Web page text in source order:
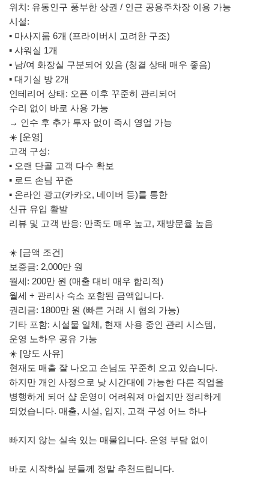
위치: 유동인구 풍부한 상권 / 인근 공용주차장 이용 가능
시설:
▪ 마사지룸 6개 (프라이버시 고려한 구조)
▪ 샤워실 1개
▪ 남/여 화장실 구분되어 있음 (청결 상태 매우 좋음)
▪ 대기실 방 2개
인테리어 상태: 오픈 이후 꾸준히 관리되어
수리 없이 바로 사용 가능
→ 인수 후 추가 투자 없이 즉시 영업 가능
☀️ [운영]
고객 구성:
▪ 오랜 단골 고객 다수 확보
▪ 로드 손님 꾸준
▪ 온라인 광고(카카오, 네이버 등)를 통한
신규 유입 활발
리뷰 및 고객 반응: 만족도 매우 높고, 재방문율 높음
☀️ [금액 조건]
보증금: 2,000만 원
월세: 200만 원 (매출 대비 매우 합리적)
월세 + 관리사 숙소 포함된 금액입니다.
권리금: 1800만 원 (빠른 거래 시 협의 가능)
기타 포함: 시설물 일체, 현재 사용 중인 관리 시스템,
운영 노하우 공유 가능
☀️ [양도 사유]
현재도 매출 잘 나오고 손님도 꾸준히 오고 있습니다.
하지만 개인 사정으로 낮 시간대에 가능한 다른 직업을
병행하게 되어 샵 운영이 어려워져 아쉽지만 정리하게
되었습니다. 매출, 시설, 입지, 고객 구성 어느 하나
빠지지 않는 실속 있는 매물입니다. 운영 부담 없이
바로 시작하실 분들께 정말 추천드립니다.